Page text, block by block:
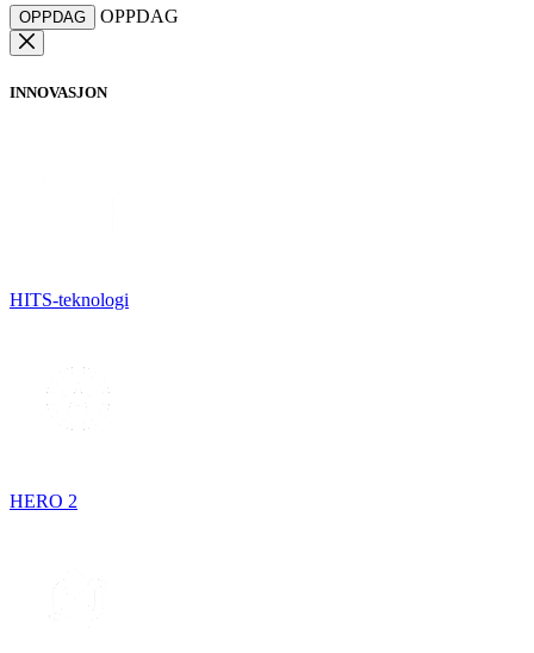
OPPDAG OPPDAG
INNOVASJON
HITS-teknologi
HERO 2